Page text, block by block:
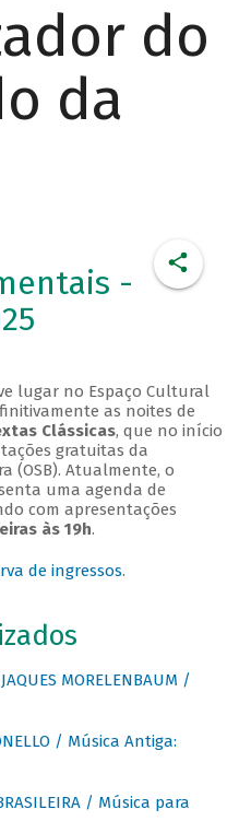
do
da
-
lugar no Espaço Cultural
as noites de
Clássicas, que no início
gratuitas da
(OSB). Atualmente, o
uma agenda de
com apresentações
às 19h.
de ingressos.
MORELENBAUM /
/ Música Antiga:
/ Música para